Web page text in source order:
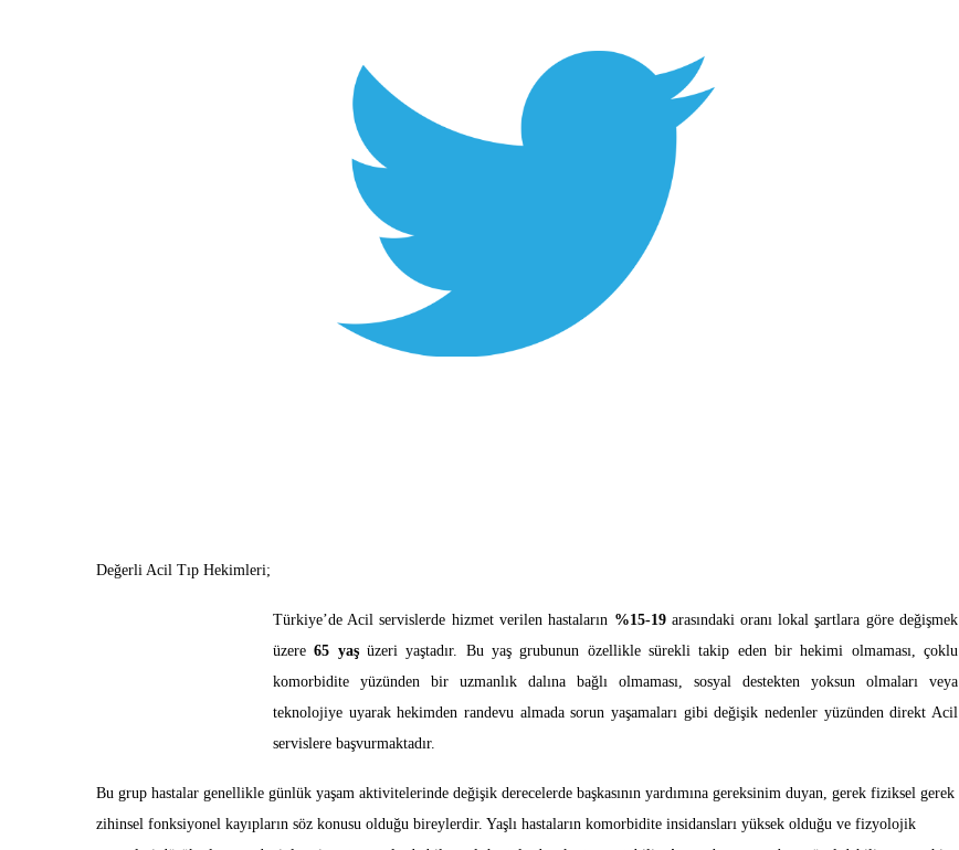
Değerli Acil Tıp Hekimleri;
Türkiye’de Acil servislerde hizmet verilen hastaların %15-19arasındaki oranı lokal şartlara göre değişmek
üzere65 yaşüzeri yaştadır. Bu yaş grubunun özellikle sürekli takip eden bir hekimi olmaması, çoklu
komorbidite yüzünden bir uzmanlık dalına bağlı olmaması, sosyal destekten yoksun olmaları veya
teknolojiye uyarak hekimden randevu almada sorun yaşamaları gibi değişik nedenler yüzünden direkt Acil
servislere başvurmaktadır.
Bu grup hastalar genellikle günlük yaşam aktivitelerinde değişik derecelerde başkasının yardımına gereksinim duyan, gerek fiziksel gerek
zihinsel fonksiyonel kayıpların söz konusu olduğu bireylerdir. Yaşlı hastaların komorbidite insidansları yüksek olduğu ve fizyolojik